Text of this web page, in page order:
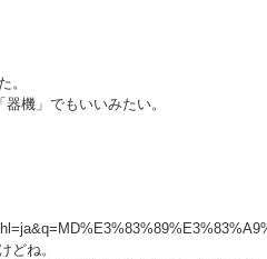
。
機」でもいいみたい。
どね。